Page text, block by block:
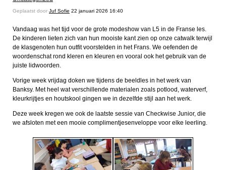
Geplaatst door Juf Sofie 22 januari 2026 16:40
Vandaag was het tijd voor de grote modeshow van L5 in de Franse les.
De kinderen lieten zich van hun mooiste kant zien op onze catwalk terwijl
de klasgenoten hun outfit voorstelden in het Frans. We oefenden de
woordenschat rond kleren en kleuren en vooral ook het gebruik van de
juiste lidwoorden.
Vorige week vrijdag doken we tijdens de beeldles in het werk van
Banksy. Met heel wat verschillende materialen zoals potlood, waterverf,
kleurkrijtjes en houtskool gingen we in dezelfde stijl aan het werk.
Deze week kregen we ook de laatste sessie van Checkwise Junior, die
we afsloten met een mooie complimentjesenveloppe voor elke leerling.